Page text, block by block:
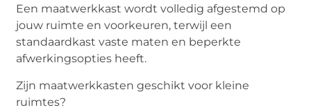
Een maatwerkkast wordt volledig afgestemd op
jouw ruimte en voorkeuren, terwijl een
standaardkast vaste maten en beperkte
afwerkingsopties heeft.
Zijn maatwerkkasten geschikt voor kleine
ruimtes?